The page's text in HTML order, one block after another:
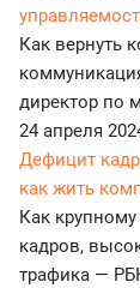
Как вернуть
директор по
24 апреля
Дефицит
как жить
Как крупному
кадров,
трафика —